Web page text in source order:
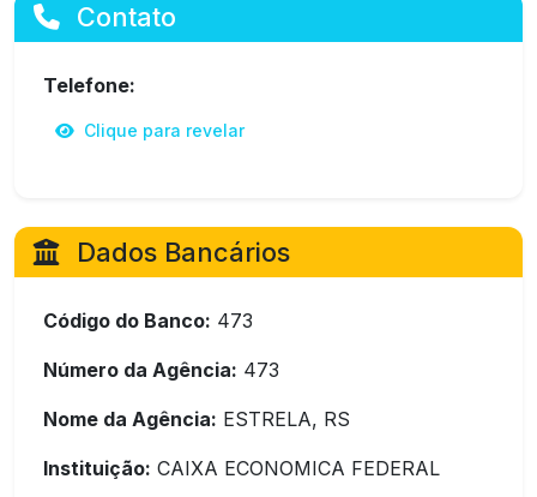
Contato
Telefone:
Clique para revelar
Dados Bancários
Código do Banco: 473
Número da Agência: 473
Nome da Agência: ESTRELA, RS
Instituição: CAIXA ECONOMICA FEDERAL